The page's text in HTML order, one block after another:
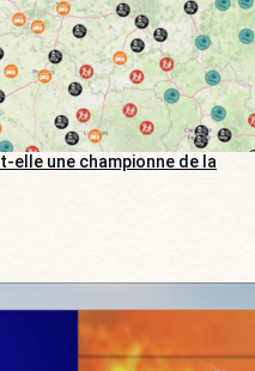
elle une championne de la